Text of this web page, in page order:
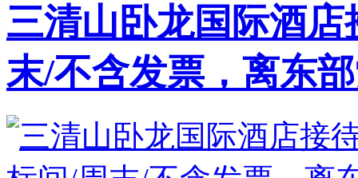
三清山卧龙国际酒
末/不含发票，离东